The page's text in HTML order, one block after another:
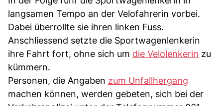
langsamen Tempo an der Velofahrerin vorbei.
Dabei überrollte sie ihren linken Fuss.
Anschliessend setzte die Sportwagenlenkerin
ihre Fahrt fort, ohne sich um die Velolenkerin zu
kümmern.
Personen, die Angaben zum Unfallhergang
machen können, werden gebeten, sich bei der